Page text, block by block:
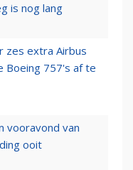
is nog lang
zes extra Airbus
Boeing 757's af te
vooravond van
ooit